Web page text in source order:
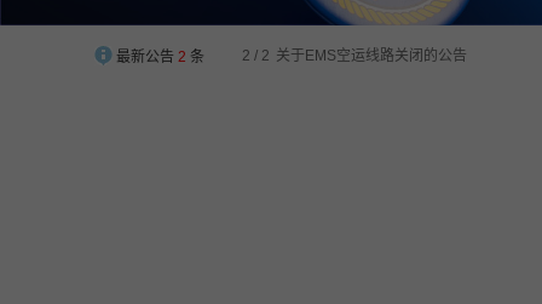
最新公告 2 条 2 / 2 关于EMS空运线路关闭的公告